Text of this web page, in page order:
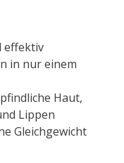
effektiv
in nur einem
Haut,
Lippen
Gleichgewicht